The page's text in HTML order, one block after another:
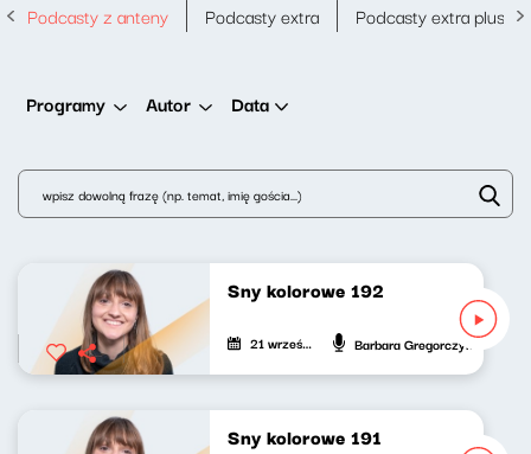
Podcasty z anteny Podcasty extra Podcasty extra plus
Programy Autor Data
Sny kolorowe 192
21 września 2024 Barbara Gregorczyk
Sny kolorowe 191